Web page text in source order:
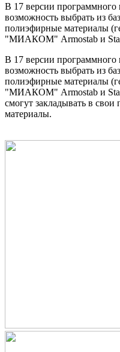
В 17 версии программного
возможность выбрать из
полиэфирные материалы
"МИАКОМ" Armostab и
В 17 версии программного
возможность выбрать из
полиэфирные материалы
"МИАКОМ" Armostab и
смогут закладывать в
материалы.